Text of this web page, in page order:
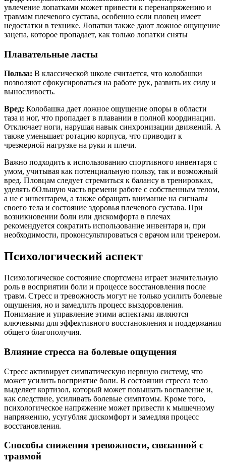
увлечение лопатками может привести к перенапряжению и
травмам плечевого сустава, особенно если пловец имеет
недостатки в технике. Лопатки также дают ложное ощущение
зацепа, которое пропадает, как только лопатки сняты
Плавательные ласты
Польза: В классической школе считается, что колобашки
позволяют сфокусироваться на работе рук, развить их силу и
выносливость.
Вред: Колобашка дает ложное ощущение опоры в области
таза и ног, что пропадает в плавании в полной координации.
Отключает ноги, нарушая навык синхронизации движений. А
также уменьшает ротацию корпуса, что приводит к
чрезмерной нагрузке на руки и плечи.
Важно подходить к использованию спортивного инвентаря с
умом, учитывая как потенциальную пользу, так и возможный
вред. Пловцам следует стремиться к балансу в тренировках,
уделять бОльшую часть времени работе с собственным телом,
а не с инвентарем, а также обращать внимание на сигналы
своего тела и состояние здоровья плечевого сустава. При
возникновении боли или дискомфорта в плечах
рекомендуется сократить использование инвентаря и, при
необходимости, проконсультироваться с врачом или тренером.
Психологический аспект
Психологическое состояние спортсмена играет значительную
роль в восприятии боли и процессе восстановления после
травм. Стресс и тревожность могут не только усилить болевые
ощущения, но и замедлить процесс выздоровления.
Понимание и управление этими аспектами являются
ключевыми для эффективного восстановления и поддержания
общего благополучия.
Влияние стресса на болевые ощущения
Стресс активирует симпатическую нервную систему, что
может усилить восприятие боли. В состоянии стресса тело
выделяет кортизол, который может повышать воспаление и,
как следствие, усиливать болевые симптомы. Кроме того,
психологическое напряжение может привести к мышечному
напряжению, усугубляя дискомфорт и замедляя процесс
восстановления.
Способы снижения тревожности, связанной с
травмой